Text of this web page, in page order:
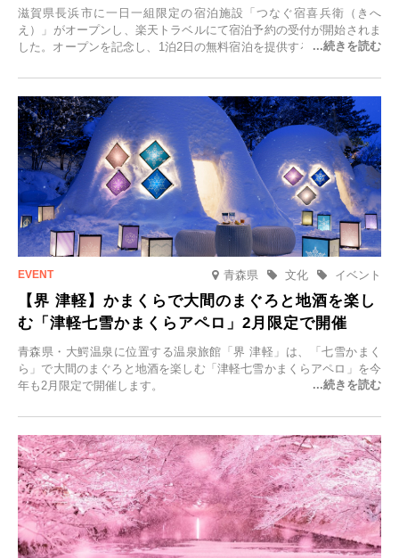
滋賀県長浜市に一日一組限定の宿泊施設「つなぐ宿喜兵衛（きへ
え）」がオープンし、楽天トラベルにて宿泊予約の受付が開始されま
した。オープンを記念し、1泊2日の無料宿泊を提供するキャンペーン
一組限定の宿だからこそ叶う、大切な人との特別な時間を体験いただ
けます。
青森県 イベント
文化
【界 津軽】かまくらで大間のまぐろと地酒を楽し
む「津軽七雪かまくらアペロ」2月限定で開催
青森県・大鰐温泉に位置する温泉旅館「界 津軽」は、「七雪かまく
ら」で大間のまぐろと地酒を楽しむ「津軽七雪かまくらアペロ」を今
年も2月限定で開催します。